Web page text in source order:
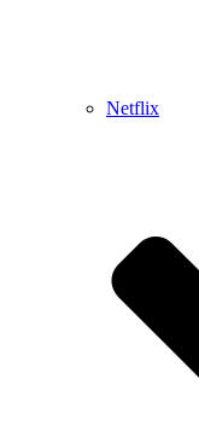
Netflix